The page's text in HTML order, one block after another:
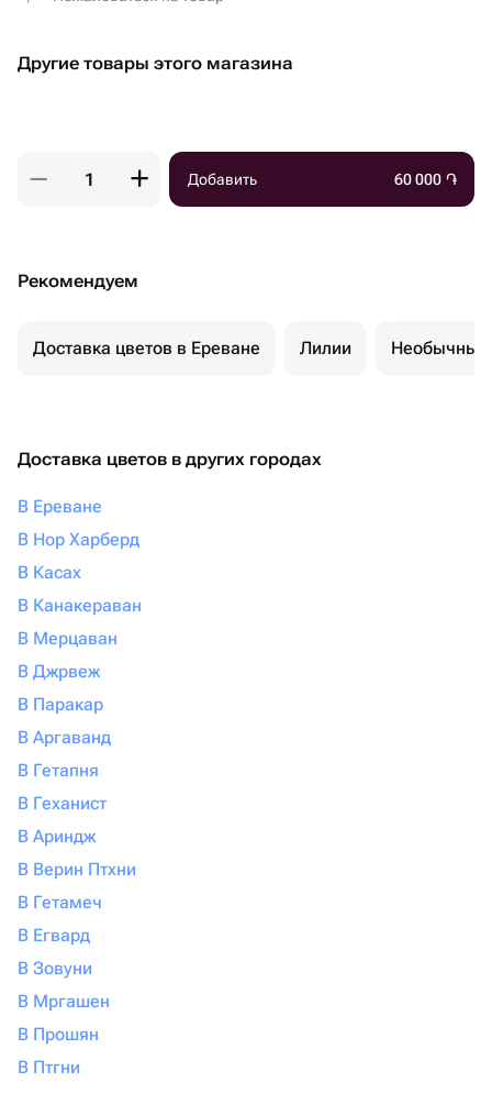
Другие товары этого магазина
Добавить 60 000 ֏
Рекомендуем
Доставка цветов в Ереване Лилии Необычные
Доставка цветов в других городах
В Ереване
В Нор Харберд
В Касах
В Канакераван
В Мерцаван
В Джрвеж
В Паракар
В Аргаванд
В Гетапня
В Геханист
В Ариндж
В Верин Птхни
В Гетамеч
В Егвард
В Зовуни
В Мргашен
В Прошян
В Птгни